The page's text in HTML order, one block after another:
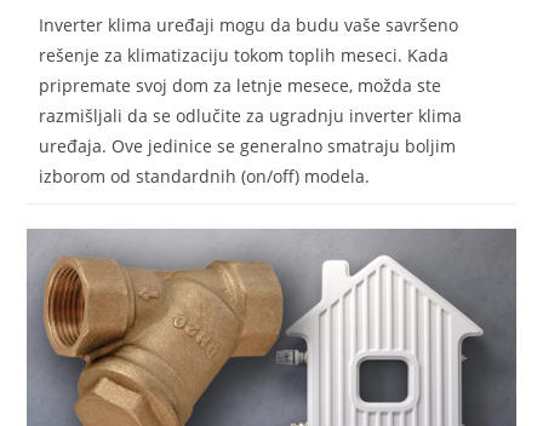
Inverter klima uređaji mogu da budu vaše savršeno
rešenje za klimatizaciju tokom toplih meseci. Kada
pripremate svoj dom za letnje mesece, možda ste
razmišljali da se odlučite za ugradnju inverter klima
uređaja. Ove jedinice se generalno smatraju boljim
izborom od standardnih (on/off) modela.